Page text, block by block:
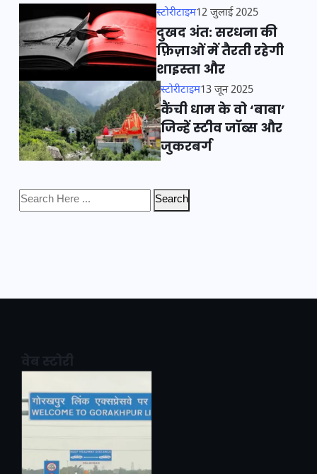
स्टोरीटाइम12 जुलाई 2025
दुखद अंत: सरधना की
फ़िज़ाओं में तैरती रहेगी
शाइस्ता और
स्टोरीटाइम13 जून 2025
कैंची धाम के वो ‘बाबा’
जिन्हें स्टीव जॉब्स और
जुकरबर्ग
Search